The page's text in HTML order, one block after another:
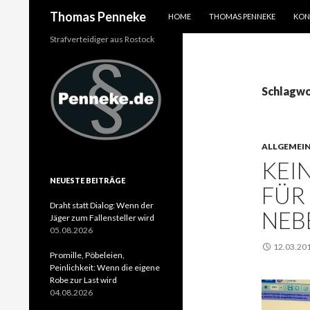
Thomas Penneke
HOME
THOMAS PENNEKE
Strafverteidiger aus Rostock
NEUESTE BEITRÄGE
Draht statt Dialog: Wenn der
Jäger zum Fallensteller wird
05.08.2026
Promille, Pöbeleien,
Peinlichkeit: Wenn die eigene
Robe zur Last wird
04.08.2026